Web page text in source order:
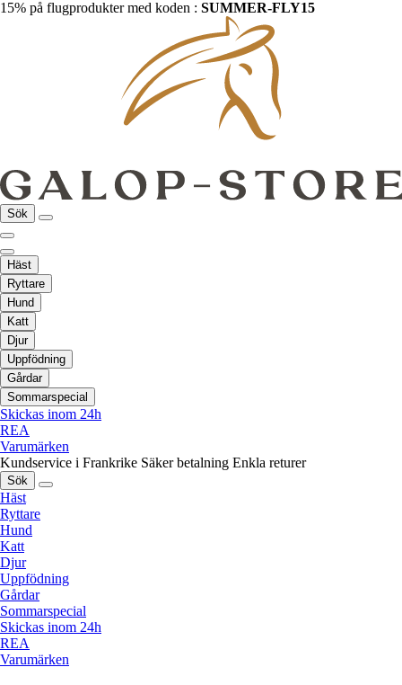
15% på flugprodukter med koden : SUMMER-FLY15
Sök
Häst
Ryttare
Hund
Katt
Djur
Uppfödning
Gårdar
Sommarspecial
Skickas inom 24h
REA
Varumärken
Kundservice i Frankrike Säker betalning Enkla returer
Sök
Häst
Ryttare
Hund
Katt
Djur
Uppfödning
Gårdar
Sommarspecial
Skickas inom 24h
REA
Varumärken